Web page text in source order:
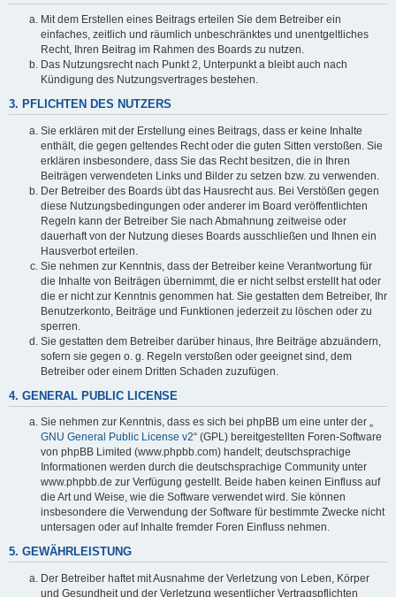
Mit dem Erstellen eines Beitrags erteilen Sie dem Betreiber ein
einfaches, zeitlich und räumlich unbeschränktes und unentgeltliches
Recht, Ihren Beitrag im Rahmen des Boards zu nutzen.
Das Nutzungsrecht nach Punkt 2, Unterpunkt a bleibt auch nach
Kündigung des Nutzungsvertrages bestehen.
3. PFLICHTEN DES NUTZERS
Sie erklären mit der Erstellung eines Beitrags, dass er keine Inhalte
enthält, die gegen geltendes Recht oder die guten Sitten verstoßen. Sie
erklären insbesondere, dass Sie das Recht besitzen, die in Ihren
Beiträgen verwendeten Links und Bilder zu setzen bzw. zu verwenden.
Der Betreiber des Boards übt das Hausrecht aus. Bei Verstößen gegen
diese Nutzungsbedingungen oder anderer im Board veröffentlichten
Regeln kann der Betreiber Sie nach Abmahnung zeitweise oder
dauerhaft von der Nutzung dieses Boards ausschließen und Ihnen ein
Hausverbot erteilen.
Sie nehmen zur Kenntnis, dass der Betreiber keine Verantwortung für
die Inhalte von Beiträgen übernimmt, die er nicht selbst erstellt hat oder
die er nicht zur Kenntnis genommen hat. Sie gestatten dem Betreiber, Ihr
Benutzerkonto, Beiträge und Funktionen jederzeit zu löschen oder zu
sperren.
Sie gestatten dem Betreiber darüber hinaus, Ihre Beiträge abzuändern,
sofern sie gegen o. g. Regeln verstoßen oder geeignet sind, dem
Betreiber oder einem Dritten Schaden zuzufügen.
4. GENERAL PUBLIC LICENSE
Sie nehmen zur Kenntnis, dass es sich bei phpBB um eine unter der „
GNU General Public License v2“ (GPL) bereitgestellten Foren-Software
von phpBB Limited (www.phpbb.com) handelt; deutschsprachige
Informationen werden durch die deutschsprachige Community unter
www.phpbb.de zur Verfügung gestellt. Beide haben keinen Einfluss auf
die Art und Weise, wie die Software verwendet wird. Sie können
insbesondere die Verwendung der Software für bestimmte Zwecke nicht
untersagen oder auf Inhalte fremder Foren Einfluss nehmen.
5. GEWÄHRLEISTUNG
Der Betreiber haftet mit Ausnahme der Verletzung von Leben, Körper
und Gesundheit und der Verletzung wesentlicher Vertragspflichten